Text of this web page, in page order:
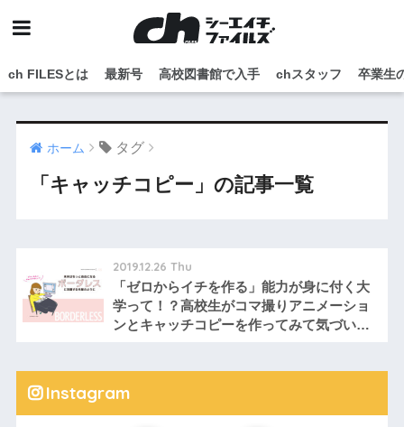
ch FILESとは 最新号 高校図書館で入手 chスタッフ 卒業生
ホーム タグ
「キャッチコピー」の記事一覧
2019.12.26 Thu
「ゼロからイチを作る」能力が身に付く大
学って！？高校生がコマ撮りアニメーショ
ンとキャッチコピーを作ってみて気づいた
Instagram